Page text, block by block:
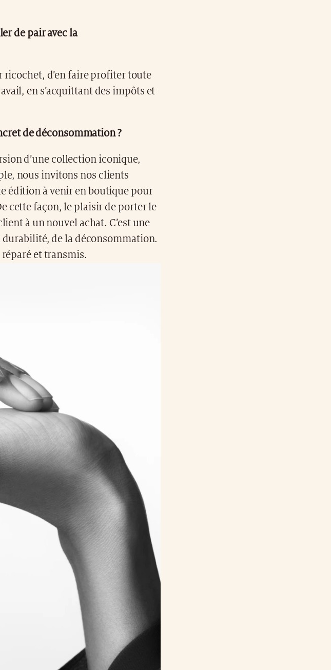
de pair avec la
ricochet, d’en faire profiter toute
en s’acquittant des impôts et
de déconsommation ?
d’une collection iconique,
nous invitons nos clients
édition à venir en boutique pour
cette façon, le plaisir de porter le
à un nouvel achat. C’est une
durabilité, de la déconsommation.
et transmis.